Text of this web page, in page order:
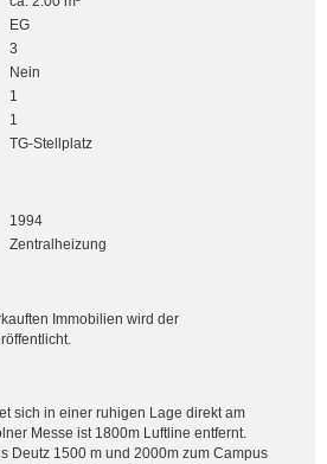
EG
3
Nein
1
1
TG-Stellplatz
1994
Zentralheizung
Immobilien wird der
sich in einer ruhigen Lage direkt am
Messe ist 1800m Luftline entfernt.
Deutz 1500 m und 2000m zum Campus